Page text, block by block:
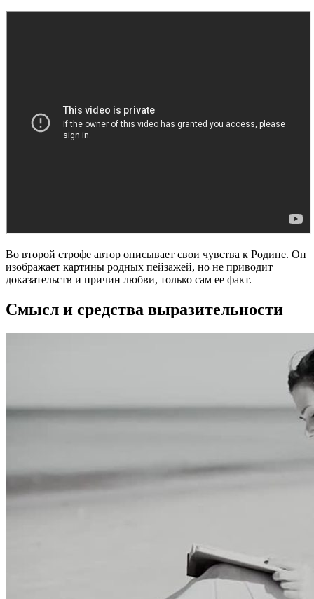
Во второй строфе автор описывает свои чувства к Родине. Он
изображает картины родных пейзажей, но не приводит
доказательств и причин любви, только сам ее факт.
Смысл и средства выразительности